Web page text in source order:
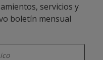
servicios y
boletín mensual